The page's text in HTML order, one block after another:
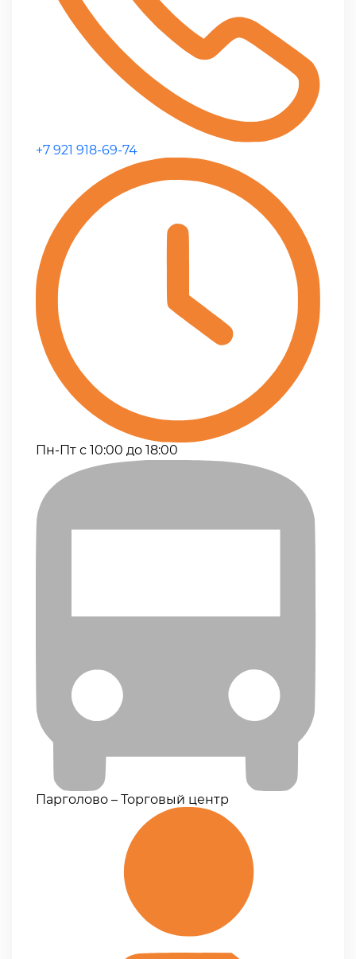
+7 921 918-69-74
Пн-Пт с 10:00 до 18:00
Парголово – Торговый центр